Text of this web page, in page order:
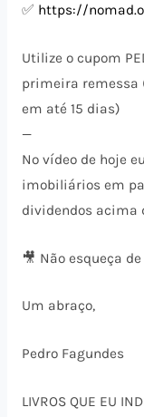
✅ https://
Utilize o cupom
primeira remessa
em até 15 dias)
—
No vídeo de hoje
imobiliários em
dividendos acima
🎥 Não esqueça
Um abraço,
Pedro Fagundes
LIVROS QUE EU